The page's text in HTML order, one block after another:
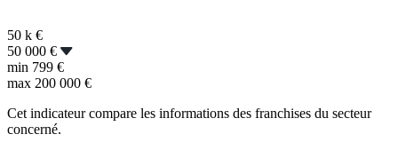
50 k €
50 000 €
min 799 €
max 200 000 €
Cet indicateur compare les informations des franchises du secteur
concerné.